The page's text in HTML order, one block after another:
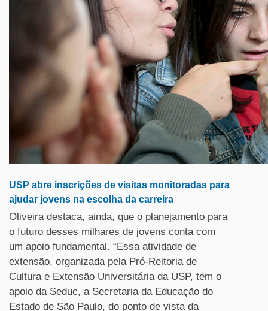
USP abre inscrições de visitas monitoradas para
ajudar jovens na escolha da carreira
Oliveira destaca, ainda, que o planejamento para
o futuro desses milhares de jovens conta com
um apoio fundamental. “Essa atividade de
extensão, organizada pela Pró-Reitoria de
Cultura e Extensão Universitária da USP, tem o
apoio da Seduc, a Secretaria da Educação do
Estado de São Paulo, do ponto de vista da